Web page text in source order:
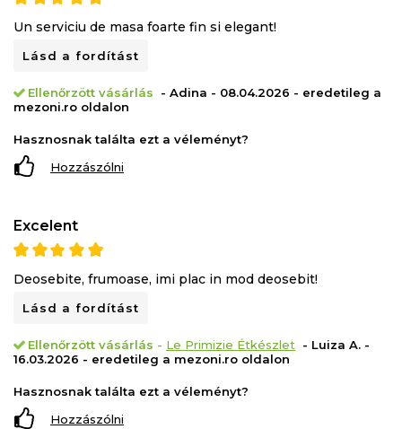
Un serviciu de masa foarte fin si elegant!
Lásd a fordítást
Ellenőrzött vásárlás
- Adina - 08.04.2026 - eredetileg a
mezoni.ro oldalon
Hasznosnak találta ezt a véleményt?
Hozzászólni
Excelent
Deosebite, frumoase, imi plac in mod deosebit!
Lásd a fordítást
Ellenőrzött vásárlás - Le Primizie Étkészlet
- Luiza A. -
16.03.2026 - eredetileg a mezoni.ro oldalon
Hasznosnak találta ezt a véleményt?
Hozzászólni